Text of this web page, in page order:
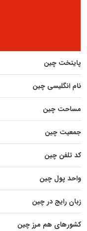
پایتخت چین
نام انگلیسی چین
مساحت چین
جمعیت چین
کد تلفن چین
واحد پول چین
زبان رایج در چین
کشورهای هم مرز چین